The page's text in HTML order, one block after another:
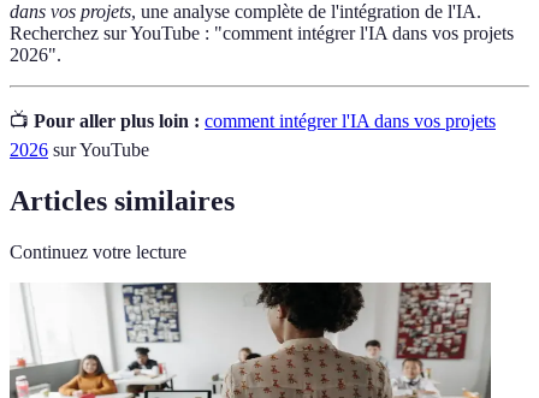
dans vos projets, une analyse complète de l'intégration de l'IA.
Recherchez sur YouTube : "comment intégrer l'IA dans vos projets
2026".
📺 Pour aller plus loin : comment intégrer l'IA dans vos projets
2026 sur YouTube
Articles similaires
Continuez votre lecture